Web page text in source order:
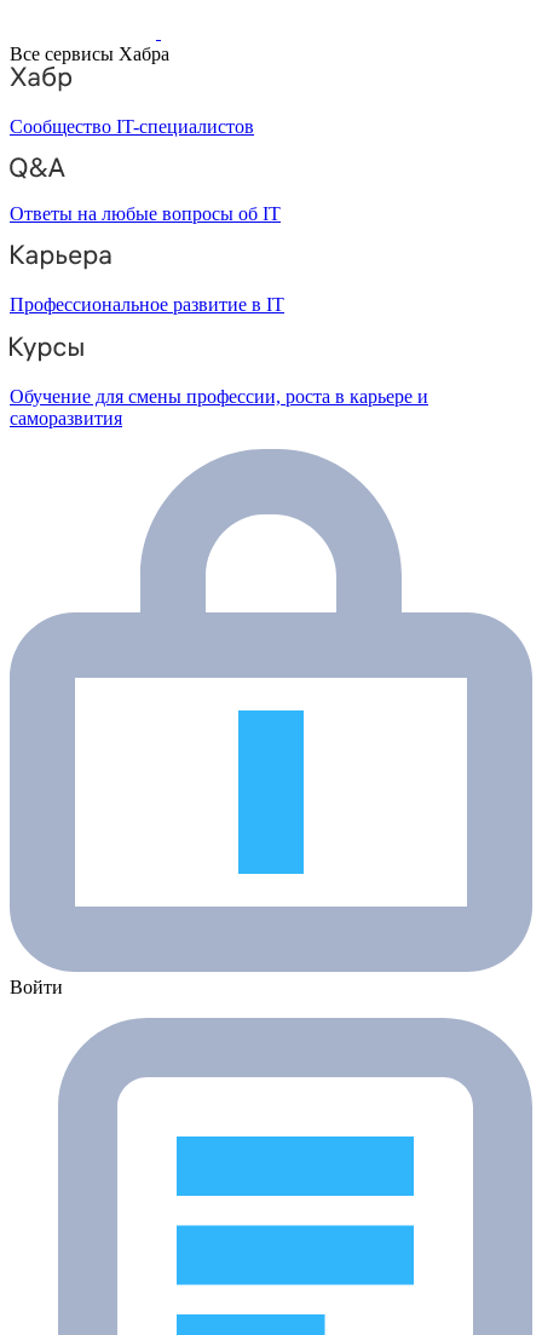
Все сервисы Хабра
Сообщество IT-специалистов
Ответы на любые вопросы об IT
Профессиональное развитие в IT
Обучение для смены профессии, роста в карьере и
саморазвития
Войти